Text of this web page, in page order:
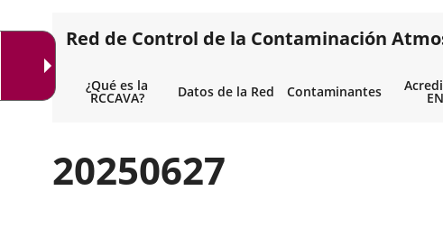
Red de Control de la Contaminación
¿Qué es la
RCCAVA? Datos de la Red Contaminantes
20250627